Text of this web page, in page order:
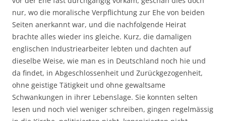
nur, wo die moralische Verpflichtung zur Ehe von beiden
Seiten anerkannt war, und die nachfolgende Heirat
brachte alles wieder ins gleiche. Kurz, die damaligen
englischen Industriearbeiter lebten und dachten auf
dieselbe Weise, wie man es in Deutschland noch hie und
da findet, in Abgeschlossenheit und Zurückgezogenheit,
ohne geistige Tätigkeit und ohne gewaltsame
Schwankungen in ihrer Lebenslage. Sie konnten selten
lesen und noch viel weniger schreiben, gingen regelmässig